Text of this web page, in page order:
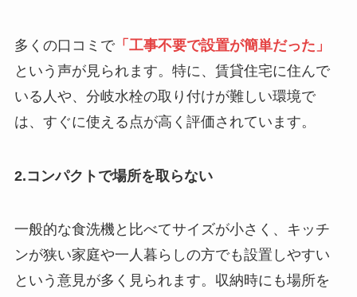
多くの口コミで「工事不要で設置が簡単だった」
という声が見られます。特に、賃貸住宅に住んで
いる人や、分岐水栓の取り付けが難しい環境で
は、すぐに使える点が高く評価されています。
2.コンパクトで場所を取らない
一般的な食洗機と比べてサイズが小さく、キッチ
ンが狭い家庭や一人暮らしの方でも設置しやすい
という意見が多く見られます。収納時にも場所を